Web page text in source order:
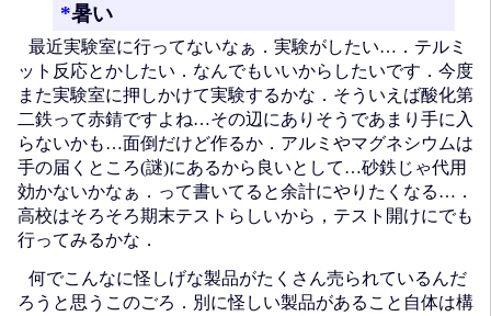
*暑い
最近実験室に行ってないなぁ．実験がしたい…．テルミ
ット反応とかしたい．なんでもいいからしたいです．今度
また実験室に押しかけて実験するかな．そういえば酸化第
二鉄って赤錆ですよね…その辺にありそうであまり手に入
らないかも…面倒だけど作るか．アルミやマグネシウムは
手の届くところ(謎)にあるから良いとして…砂鉄じゃ代用
効かないかなぁ．って書いてると余計にやりたくなる…．
高校はそろそろ期末テストらしいから，テスト開けにでも
行ってみるかな．
何でこんなに怪しげな製品がたくさん売られているんだ
ろうと思うこのごろ．別に怪しい製品があること自体は構